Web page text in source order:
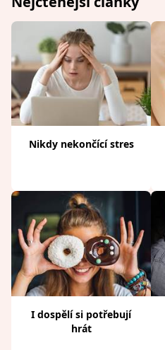
Nikdy nekončící stres
I dospělí si potřebují
hrát